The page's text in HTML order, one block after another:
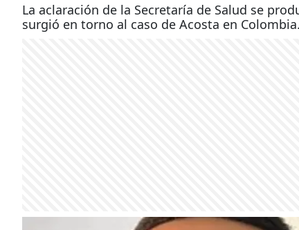
La aclaración de la Secretaría de Salud se
surgió en torno al caso de Acosta en Colombia.